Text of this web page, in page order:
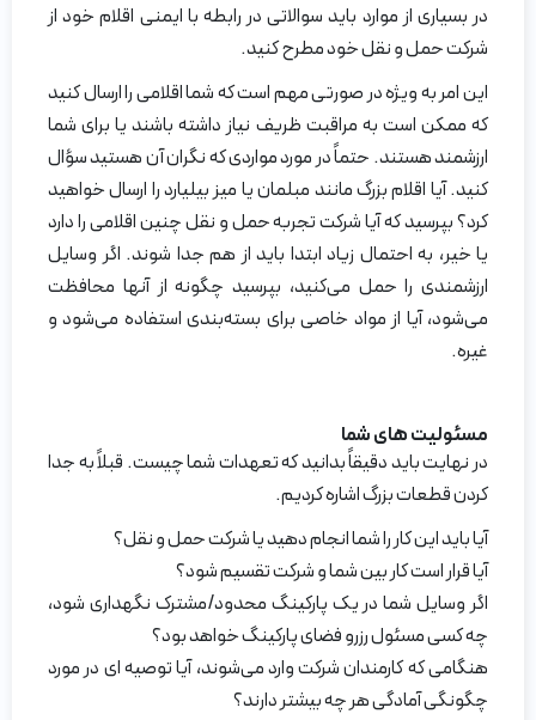
در بسیاری از موارد باید سوالاتی در رابطه با ایمنی اقلام خود از
شرکت حمل و نقل خود مطرح کنید.
این امر به ویژه در صورتی مهم است که شما اقلامی را ارسال کنید
که ممکن است به مراقبت ظریف نیاز داشته باشند یا برای شما
ارزشمند هستند. حتماً در مورد مواردی که نگران آن هستید سؤال
کنید. آیا اقلام بزرگ مانند مبلمان یا میز بیلیارد را ارسال خواهید
کرد؟ بپرسید که آیا شرکت تجربه حمل و نقل چنین اقلامی را دارد
یا خیر، به احتمال زیاد ابتدا باید از هم جدا شوند. اگر وسایل
ارزشمندی را حمل می‌کنید، بپرسید چگونه از آنها محافظت
می‌شود، آیا از مواد خاصی برای بسته‌بندی استفاده می‌شود و
غیره.
مسئولیت های شما
در نهایت باید دقیقاً بدانید که تعهدات شما چیست. قبلاً به جدا
کردن قطعات بزرگ اشاره کردیم.
آیا باید این کار را شما انجام دهید یا شرکت حمل و نقل؟
آیا قرار است کار بین شما و شرکت تقسیم شود؟
اگر وسایل شما در یک پارکینگ محدود/مشترک نگهداری شود،
چه کسی مسئول رزرو فضای پارکینگ خواهد بود؟
هنگامی که کارمندان شرکت وارد می‌شوند، آیا توصیه ای در مورد
چگونگی آمادگی هر چه بیشتر دارند؟